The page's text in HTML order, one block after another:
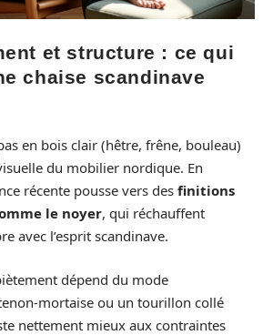
et structure : ce qui
chaise scandinave
en bois clair (hêtre, frêne, bouleau)
du mobilier nordique. En
récente pousse vers des finitions
le noyer, qui réchauffent
avec l’esprit scandinave.
dépend du mode
mortaise ou un tourillon collé
nettement mieux aux contraintes